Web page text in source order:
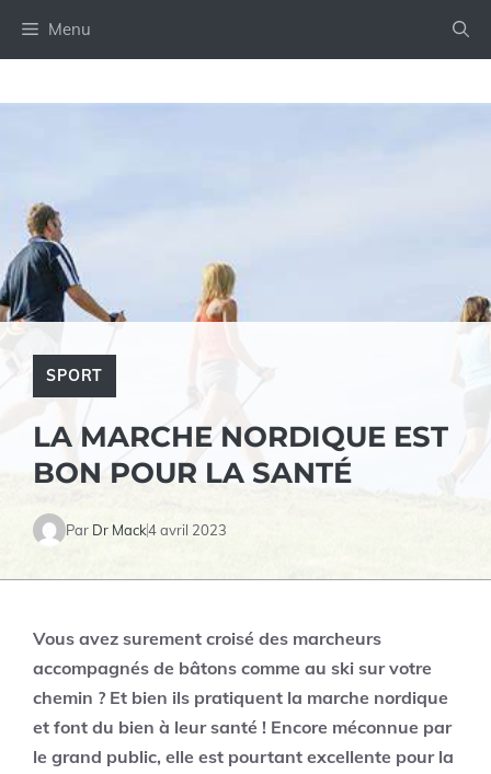
Menu
SPORT
LA MARCHE NORDIQUE EST
BON POUR LA SANTÉ
Par Dr Mack4 avril 2023
Vous avez surement croisé des marcheurs
accompagnés de bâtons comme au ski sur votre
chemin ? Et bien ils pratiquent la marche nordique
et font du bien à leur santé ! Encore méconnue par
le grand public, elle est pourtant excellente pour la